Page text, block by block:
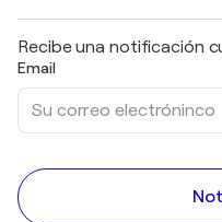
Recibe una notificación
Email